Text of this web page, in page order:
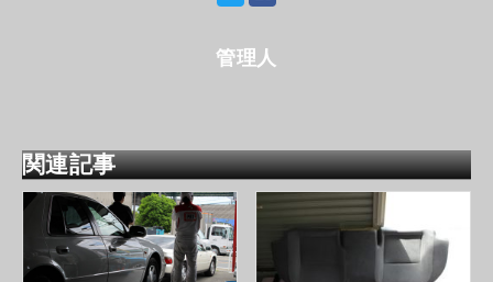
管理人
関連記事